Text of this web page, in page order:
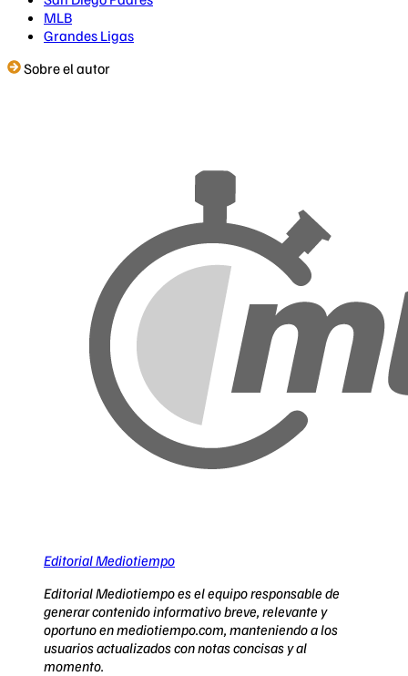
MLB
Grandes Ligas
Sobre el autor
Editorial Mediotiempo
Editorial Mediotiempo es el equipo responsable de
generar contenido informativo breve, relevante y
oportuno en mediotiempo.com, manteniendo a los
usuarios actualizados con notas concisas y al
momento.